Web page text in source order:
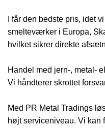
I får den bedste pris, idet
smelteværker i Europa,
hvilket sikrer direkte
Handel med jern-, metal-
Vi håndterer skrottet
Med PR Metal Tradings
højt serviceniveau. Vi kan